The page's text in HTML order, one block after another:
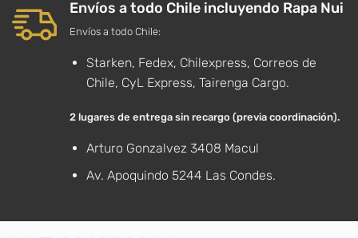
Envíos a todo Chile incluyendo Rapa Nui
Envíos a todo Chile:
Starken, Fedex, Chilexpress, Correos de
Chile, CyL Express, Tairenga Cargo.
2 lugares de entrega sin recargo (previa coordinación).
Arturo Gonzalvez 3408 Macul
Av. Apoquindo 5244 Las Condes.